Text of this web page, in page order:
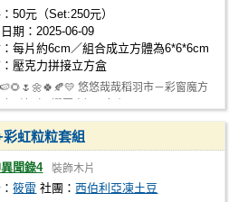
50元（Set:250元）
期：2025-06-09
每片約6cm／組合成立方體為6*6*6cm
壓克力拼接立方盒
悠悠哉哉稻羽市－彩窗魔方
虹粒粒套組
聞錄4 裝飾木片
筱雷 社團：西伯利亞凍土豆